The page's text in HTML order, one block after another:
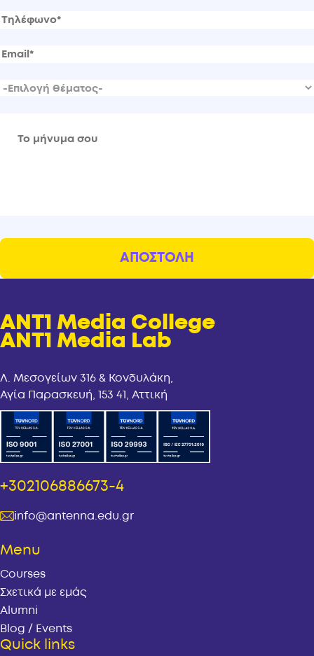
ANT1 Media College
ANT1 Media Lab
Λ. Μεσογείων 316 & Κονδυλάκη,
Αγία Παρασκευή, 153 41, Αττική
+302106886673-4
info@antenna.edu.gr
Menu
Courses
Σχετικά με εμάς
Alumni
Blog / Events
Quick links